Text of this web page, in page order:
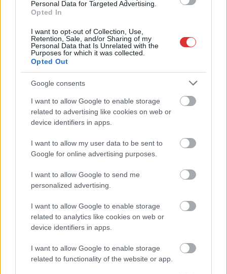
Personal Data for Targeted Advertising.
Opted In
I want to opt-out of Collection, Use,
Retention, Sale, and/or Sharing of my
Personal Data that Is Unrelated with the
Purposes for which it was collected.
Opted Out
Google consents
I want to allow Google to enable storage
related to advertising like cookies on web or
device identifiers in apps.
I want to allow my user data to be sent to
Google for online advertising purposes.
I want to allow Google to send me
personalized advertising.
I want to allow Google to enable storage
related to analytics like cookies on web or
device identifiers in apps.
I want to allow Google to enable storage
related to functionality of the website or app.
Hírlevél feliratkozás
Adja meg keresztnevét:
Adja
Megismertem és elfogadom aGDPR-szabályzatot
Nem szeretne lemaradni semmiről? Csak egy kattintás, és hírlevelünk a
legfrissebb információkkal és exkluzív tartalmakkal hétről hétre